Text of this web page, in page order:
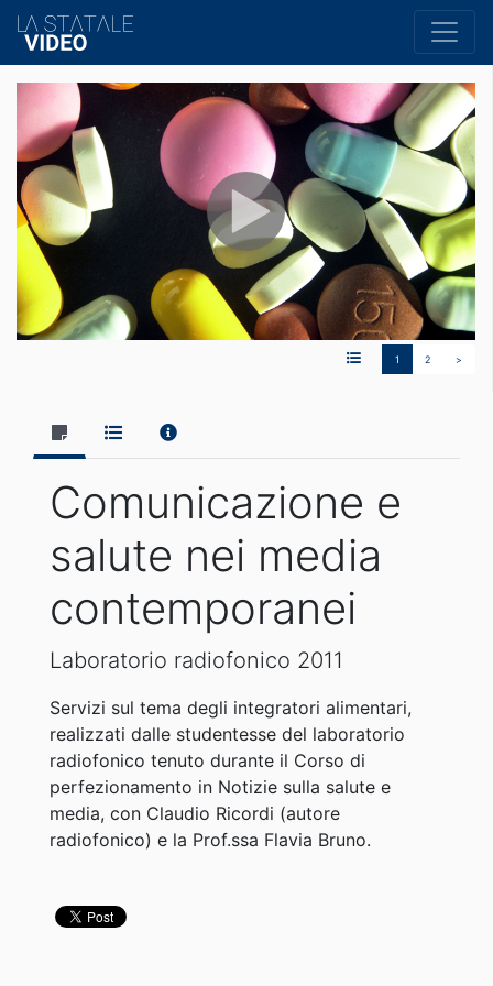
1 2 >
Comunicazione e
salute nei media
contemporanei
Laboratorio radiofonico 2011
Servizi sul tema degli integratori alimentari,
realizzati dalle studentesse del laboratorio
radiofonico tenuto durante il Corso di
perfezionamento in Notizie sulla salute e
media, con Claudio Ricordi (autore
radiofonico) e la Prof.ssa Flavia Bruno.